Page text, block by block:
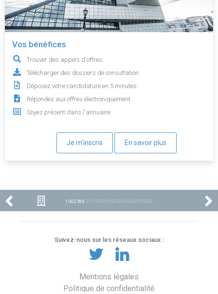
Vos bénéfices
Trouver des appels d'offres
Télécharger des dossiers de consultation
Déposez votre candidature en 5 minutes
Répondez aux offres électroniquement
Soyez présent dans l'annuaire
Je m'inscris En savoir plus
1 002 596 ENTREPRISES ENREGISTRÉES
Suivez-nous sur les réseaux sociaux :
Mentions légales
Politique de confidentialité